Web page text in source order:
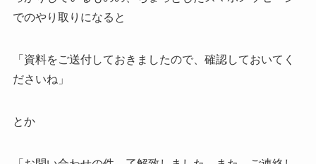
でのやり取りになると
「資料をご送付しておきましたので、確認しておいてく
ださいね」
とか